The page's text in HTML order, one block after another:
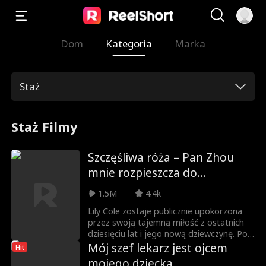
Dom Kategoria Marka
Staż
Staż Filmy
Szczęśliwa róża – Pan Zhou
mnie rozpieszcza do
szaleństwa
1.5M
4.4k
Lily Cole zostaje publicznie upokorzona
przez swoją tajemną miłość z ostatnich
dziesięciu lat i jego nową dziewczynę. Po
utopieniu smutków w alkoholu,
przypadkowo trafia do pokoju starszego
Hit
Mój szef lekarz jest ojcem